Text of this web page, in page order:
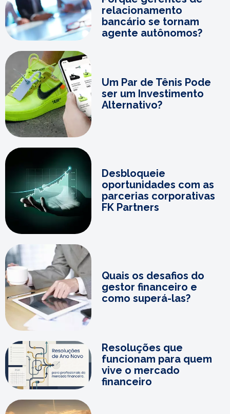
relacionamento
bancário se tornam
agente autônomos?
Um Par de Tênis Pode
ser um Investimento
Alternativo?
Desbloqueie
oportunidades com as
parcerias corporativas
FK Partners
Quais os desafios do
gestor financeiro e
como superá-las?
Resoluções que
funcionam para quem
vive o mercado
financeiro